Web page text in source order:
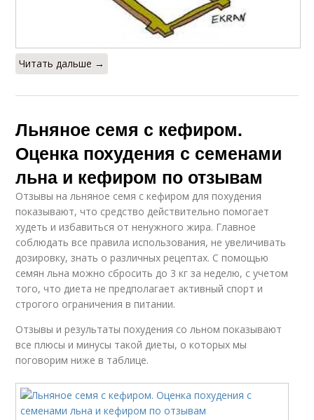
Читать дальше →
Льняное семя с кефиром.
Оценка похудения с семенами
льна и кефиром по отзывам
Отзывы на льняное семя с кефиром для похудения
показывают, что средство действительно помогает
худеть и избавиться от ненужного жира. Главное
соблюдать все правила использования, не увеличивать
дозировку, знать о различных рецептах. С помощью
семян льна можно сбросить до 3 кг за неделю, с учетом
того, что диета не предполагает активный спорт и
строгого ограничения в питании.
Отзывы и результаты похудения со льном показывают
все плюсы и минусы такой диеты, о которых мы
поговорим ниже в таблице.